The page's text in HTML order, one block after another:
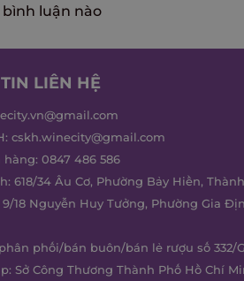
luận nào
LIÊN HỆ
cskh.winecity@gmail.com
hàng: 0847 486 586
618/34 Âu Cơ, Phường Bảy Hiền,
18 Nguyễn Huy Tưởng, Phường Gia
phối/bán buôn/bán lẻ rượu số 332/
Sở Công Thương Thành Phố Hồ Chí